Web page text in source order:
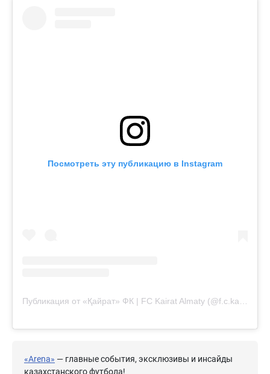
Посмотреть эту публикацию в Instagram
«Arena» — главные события, эксклюзивы и инсайды
казахстанского футбола!